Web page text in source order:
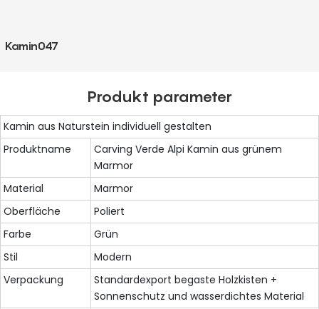
Kamin047
Produkt parameter
Kamin aus Naturstein individuell gestalten
Produktname
Carving Verde Alpi Kamin aus grünem
Marmor
Material
Marmor
Oberfläche
Poliert
Farbe
Grün
Stil
Modern
Verpackung
Standardexport begaste Holzkisten +
Sonnenschutz und wasserdichtes Material